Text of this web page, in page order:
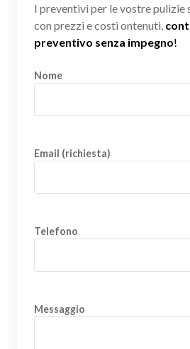
I preventivi per le vostre pulizie
con prezzi e costi ontenuti,
preventivo senza impegno!
Nome
Email (richiesta)
Telefono
Messaggio